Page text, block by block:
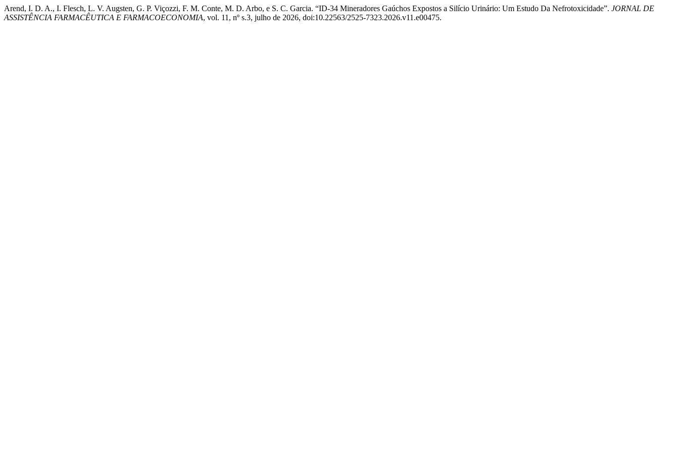
Arend, I. D. A., I. Flesch, L. V. Augsten, G. P. Viçozzi, F. M. Conte, M. D. Arbo, e S. C. Garcia. “ID-34 Mineradores Gaúchos Expostos a Silício Urinário: Um Estudo Da Nefrotoxicidade”. JORNAL DE
ASSISTÊNCIA FARMACÊUTICA E FARMACOECONOMIA, vol. 11, nº s.3, julho de 2026, doi:10.22563/2525-7323.2026.v11.e00475.